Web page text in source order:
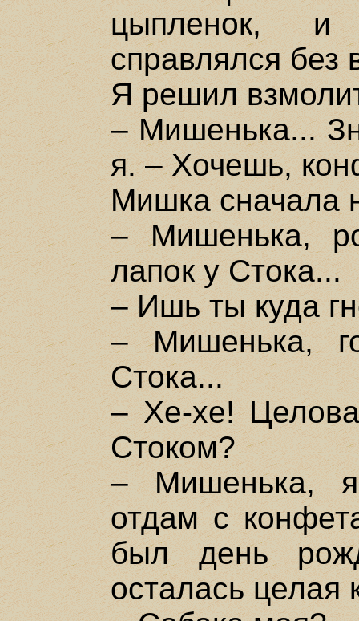
цыпленок,
справлялся без
Я решил
– Мишенька...
я. – Хочешь,
Мишка сначала
– Мишенька,
лапок у Стока...
– Ишь ты куда
– Мишенька,
Стока...
– Хе-хе!
Стоком?
– Мишенька,
отдам с
был день
осталась целая